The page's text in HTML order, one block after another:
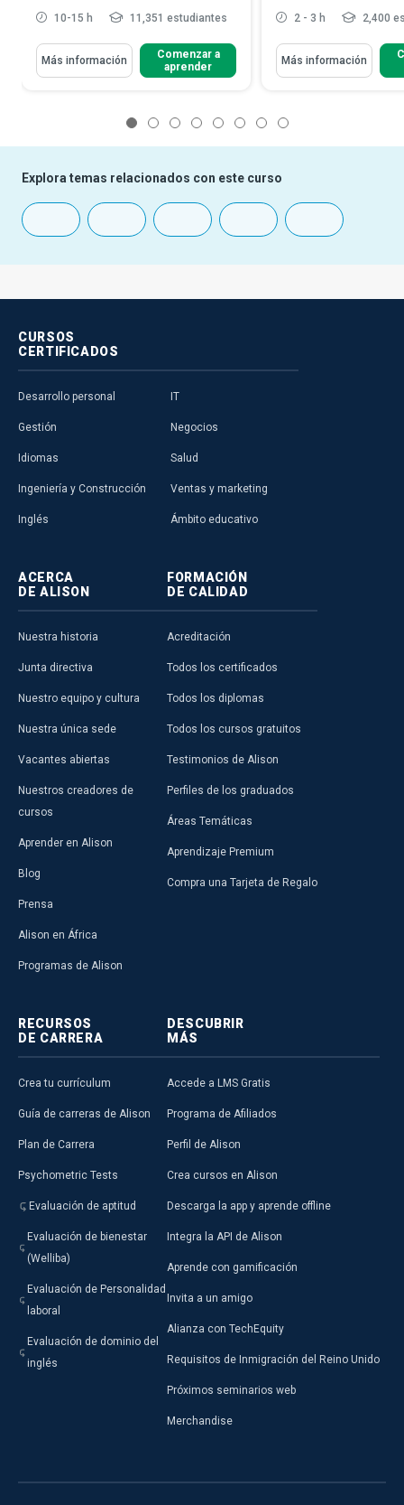
10-15 h 11,351 estudiantes
Más información
Comenzar a
aprender
2 - 3 h 2,400
Más información
Explora temas relacionados con este curso
CURSOS
CERTIFICADOS
Desarrollo personal
Gestión
Idiomas
Ingeniería y Construcción
Inglés
IT
Negocios
Salud
Ventas y marketing
Ámbito educativo
ACERCA
DE ALISON
Nuestra historia
Junta directiva
Nuestro equipo y cultura
Nuestra única sede
Vacantes abiertas
Nuestros creadores de
cursos
Aprender en Alison
Blog
Prensa
Alison en África
Programas de Alison
FORMACIÓN
DE CALIDAD
Acreditación
Todos los certificados
Todos los diplomas
Todos los cursos gratuitos
Testimonios de Alison
Perfiles de los graduados
Áreas Temáticas
Aprendizaje Premium
Compra una Tarjeta de Regalo
RECURSOS
DE CARRERA
Crea tu currículum
Guía de carreras de Alison
Plan de Carrera
Psychometric Tests
Evaluación de aptitud
Evaluación de bienestar
(Welliba)
Evaluación de Personalidad
laboral
Evaluación de dominio del
inglés
DESCUBRIR
MÁS
Accede a LMS Gratis
Programa de Afiliados
Perfil de Alison
Crea cursos en Alison
Descarga la app y aprende offline
Integra la API de Alison
Aprende con gamificación
Invita a un amigo
Alianza con TechEquity
Requisitos de Inmigración del Reino Unido
Próximos seminarios web
Merchandise